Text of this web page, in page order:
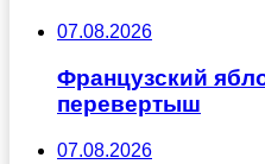
07.08.2026
Французский
перевертыш
07.08.2026